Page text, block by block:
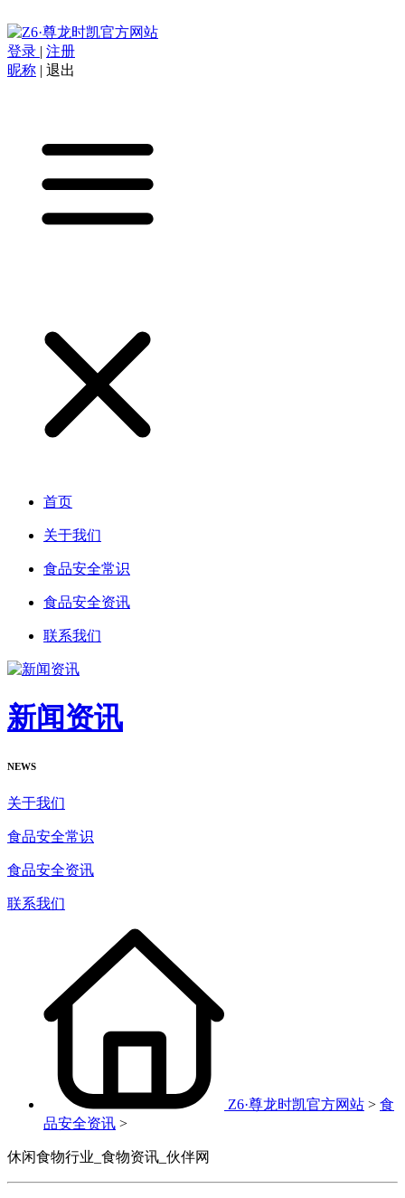
登录 | 注册
昵称 | 退出
首页
关于我们
食品安全常识
食品安全资讯
联系我们
新闻资讯
NEWS
关于我们
食品安全常识
食品安全资讯
联系我们
Z6·尊龙时凯官方网站 > 食
品安全资讯 >
休闲食物行业_食物资讯_伙伴网